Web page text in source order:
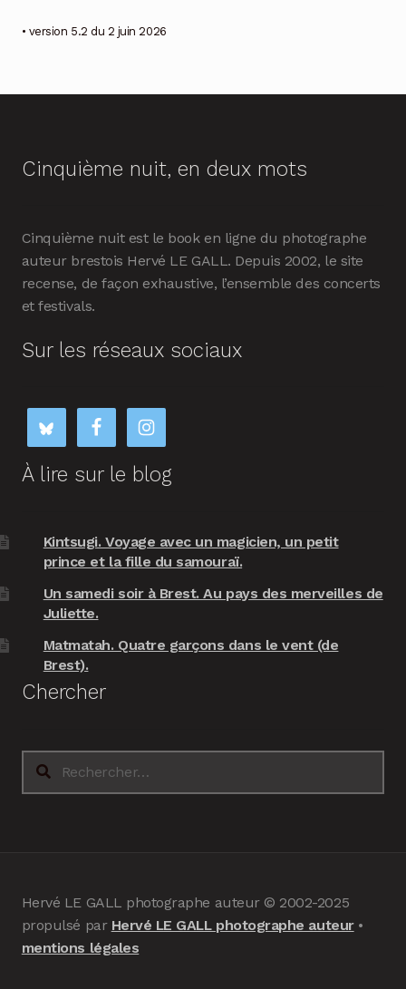
• version 5.2 du 2 juin 2026
Cinquième nuit, en deux mots
Cinquième nuit est le book en ligne du photographe
auteur brestois Hervé LE GALL. Depuis 2002, le site
recense, de façon exhaustive, l’ensemble des concerts
et festivals.
Sur les réseaux sociaux
À lire sur le blog
Kintsugi. Voyage avec un magicien, un petit
prince et la fille du samouraï.
Un samedi soir à Brest. Au pays des merveilles de
Juliette.
Matmatah. Quatre garçons dans le vent (de
Brest).
Chercher
Rechercher :
Hervé LE GALL photographe auteur © 2002-2025
propulsé par Hervé LE GALL photographe auteur•
mentions légales